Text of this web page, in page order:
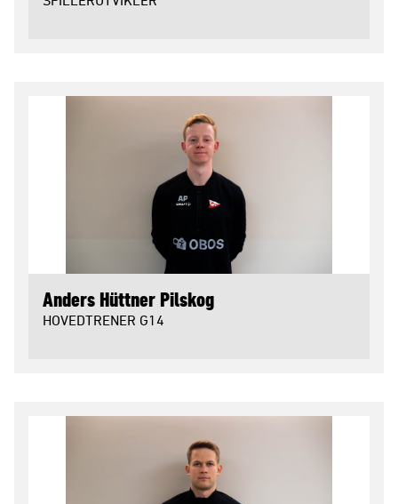
Anders Hüttner Pilskog
HOVEDTRENER G14